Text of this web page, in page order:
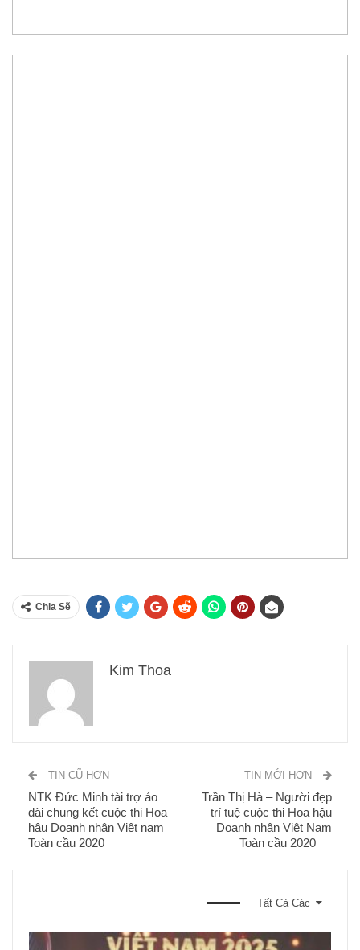
Chia Sẽ
Kim Thoa
TIN CŨ HƠN
NTK Đức Minh tài trợ áo
dài chung kết cuộc thi Hoa
hậu Doanh nhân Việt nam
Toàn cầu 2020
TIN MỚI HƠN
Trần Thị Hà – Người đẹp
trí tuệ cuộc thi Hoa hậu
Doanh nhân Việt Nam
Toàn cầu 2020
Tất Cả Các